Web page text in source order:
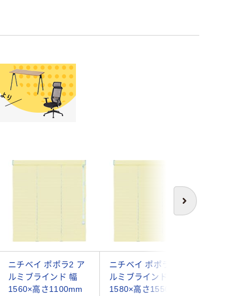
次へ
ニチベイ ポポラ2 ア
ルミブラインド 幅
1560×高さ1100mm
ニチベイ ポポラ2 ア
ルミブラインド 幅
1580×高さ1550mm